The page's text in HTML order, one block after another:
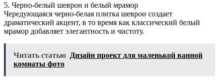
5. Черно-белый шеврон и белый мрамор
Чередующаяся черно-белая плитка шеврон создает
драматический акцент, в то время как классический белый
мрамор добавляет элегантность и чистоту.
Читать статью Дизайн проект для маленькой ванной
комнаты фото